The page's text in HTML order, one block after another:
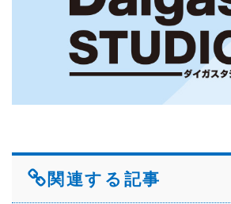
関連する記事